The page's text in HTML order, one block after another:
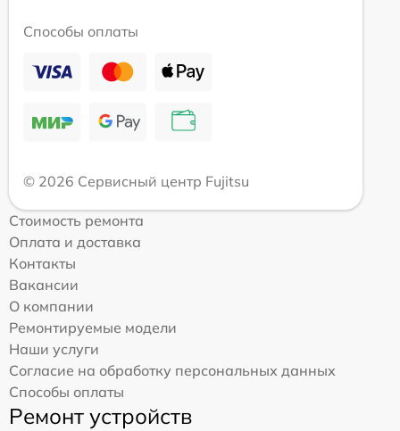
Способы оплаты
© 2026 Сервисный центр Fujitsu
Стоимость ремонта
Оплата и доставка
Контакты
Вакансии
О компании
Ремонтируемые модели
Наши услуги
Согласие на обработку персональных данных
Способы оплаты
Ремонт устройств